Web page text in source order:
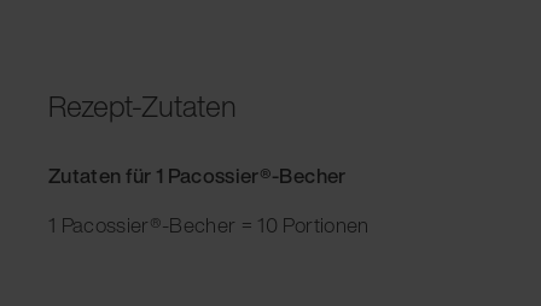
Rezept-Zutaten
Zutaten für 1 Pacossier®-Becher
1 Pacossier®-Becher = 10 Portionen